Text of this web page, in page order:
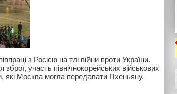
з Росією на тлі війни проти України.
участь північнокорейських військових
які Москва могла передавати Пхеньяну.